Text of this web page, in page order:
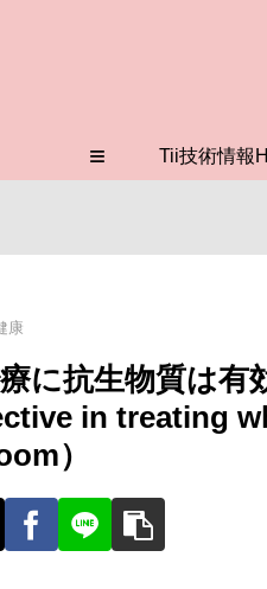
≡ Tii技術情報
康
に抗生物質は
in treating
）